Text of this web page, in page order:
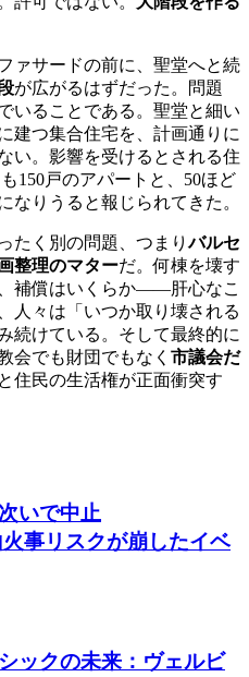
ァサードの前に、聖堂へと続
が広がるはずだった。問題
いることである。聖堂と細い
建つ集合住宅を、計画通りに
い。影響を受けるとされる住
150戸のアパートと、50ほど
なりうると報じられてきた。
たく別の問題、つまりバルセ
整理のマターだ。何棟を壊す
補償はいくらか——肝心なこ
人々は「いつか取り壊される
続けている。そして最終的に
会でも財団でもなく 市議会だ
住民の生活権が正面衝突す
いで中止
事リスクが崩したイベ
ックの未来：ヴェルビ